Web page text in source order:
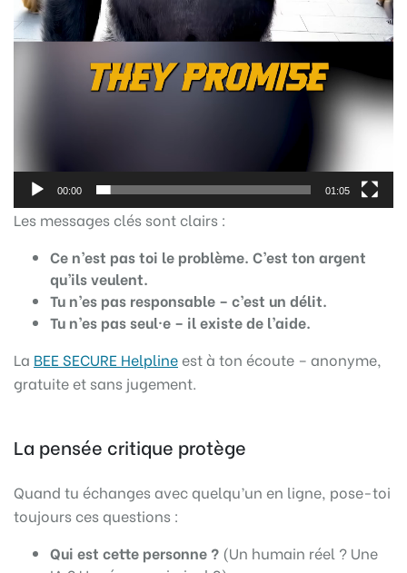
00:00 01:05
Les messages clés sont clairs :
Ce n’est pas toi le problème. C’est ton argent
qu’ils veulent.
Tu n’es pas responsable – c’est un délit.
Tu n’es pas seul·e – il existe de l’aide.
La BEE SECURE Helpline est à ton écoute – anonyme,
gratuite et sans jugement.
La pensée critique protège
Quand tu échanges avec quelqu’un en ligne, pose-toi
toujours ces questions :
Qui est cette personne ? (Un humain réel ? Une